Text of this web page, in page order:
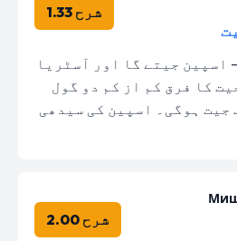
شرح 1.33
اسپین جیتے گا اور آسٹریا
کا فرق کم از کم دو گول
جیت ہوگی۔ اسپین کی سیدھی
شرح 2.00